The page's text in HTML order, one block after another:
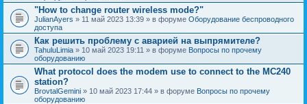
"How to change router wireless mode?"
JulianAyers » 11 май 2023 13:39 » в форуме Оборудование беспроводного
доступа
Как решить проблему с аварией на выпрямителе?
TahuluLimia » 10 май 2023 19:11 » в форуме Вопросы по прочему
оборудованию
What protocol does the modem use to connect to the MC240
station?
BrovtalGemini » 10 май 2023 17:44 » в форуме Вопросы по прочему
оборудованию